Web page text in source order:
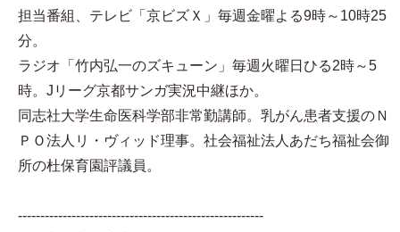
担当番組、テレビ「京ビズＸ」毎週金曜よる9時～10時25
分。
ラジオ「竹内弘一のズキューン」毎週火曜日ひる2時～5
時。Jリーグ京都サンガ実況中継ほか。
同志社大学生命医科学部非常勤講師。乳がん患者支援のＮ
ＰＯ法人リ・ヴィッド理事。社会福祉法人あだち福祉会御
所の杜保育園評議員。
-------------------------------------------------------